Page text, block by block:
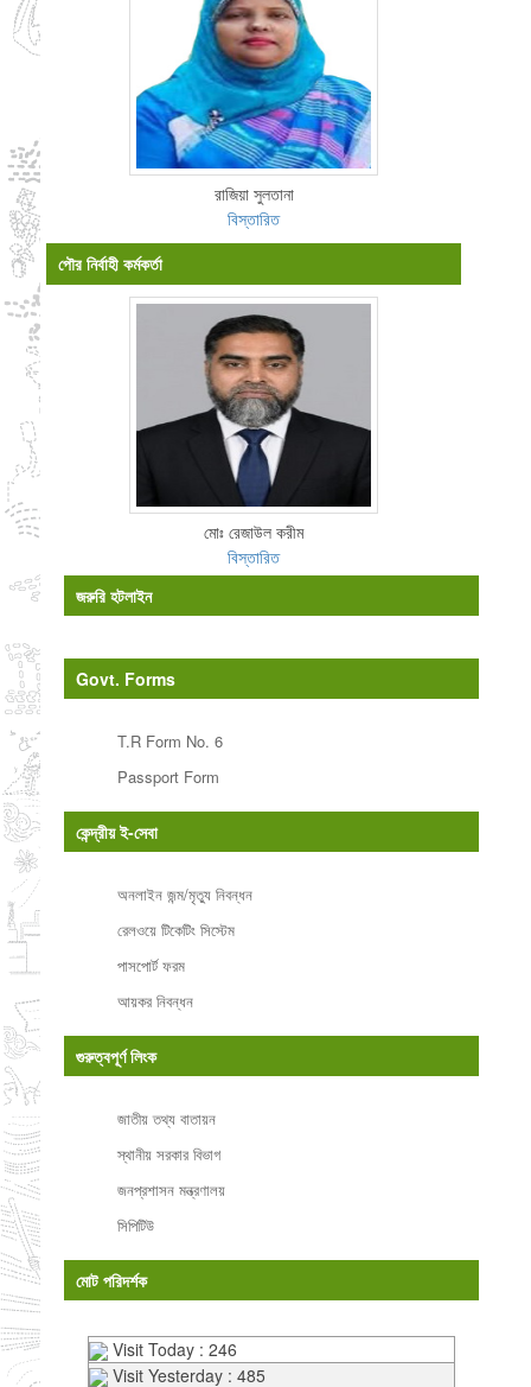
রাজিয়া সুলতানা
বিস্তারিত
পৌর নির্বাহী কর্মকর্তা
মোঃ রেজাউল করীম
বিস্তারিত
জরুরি হটলাইন
Govt. Forms
T.R Form No. 6
Passport Form
কেন্দ্রীয় ই-সেবা
অনলাইন জন্ম/মৃত্যু নিবন্ধন
রেলওয়ে টিকেটিং সিস্টেম
পাসপোর্ট ফরম
আয়কর নিবন্ধন
গুরুত্বপূর্ণ লিংক
জাতীয় তথ্য বাতায়ন
স্থানীয় সরকার বিভাগ
জনপ্রশাসন মন্ত্রণালয়
সিপিটিউ
মোট পরিদর্শক
Visit Today : 246
Visit Yesterday : 485